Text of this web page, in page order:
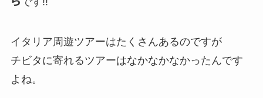
イタリア周遊ツアーはたくさんあるのですが
チビタに寄れるツアーはなかなかなかったんです
よね。